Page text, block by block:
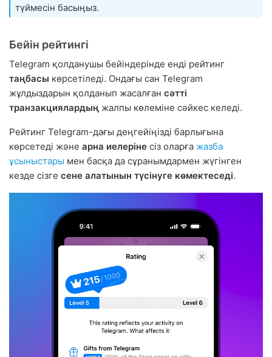
түймесін басыңыз.
Бейін рейтингі
Telegram қолданушы бейіндерінде енді рейтинг
таңбасы көрсетіледі. Ондағы сан Telegram
жұлдыздарын қолданып жасалған сәтті
транзакциялардың жалпы көлеміне сәйкес келеді.
Рейтинг Telegram-дағы деңгейіңізді барлығына
көрсетеді және арна иелеріне сіз оларға жазба
ұсыныстары мен басқа да сұранымдармен жүгінген
кезде сізге сене алатынын түсінуге көмектеседі.